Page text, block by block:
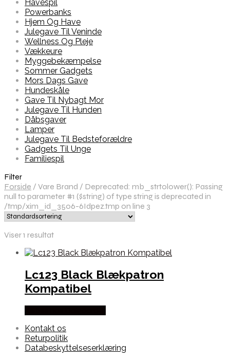
Havespil
Powerbanks
Hjem Og Have
Julegave Til Veninde
Wellness Og Pleje
Vækkeure
Myggebekæmpelse
Sommer Gadgets
Mors Dags Gave
Hundeskåle
Gave Til Nybagt Mor
Julegave Til Hunden
Dåbsgaver
Lamper
Julegave Til Bedsteforældre
Gadgets Til Unge
Familiespil
Filter
Forside / Vare Brand / Deprecated: mb_strtolower(): Passing
null to parameter #1 ($string) of type string is deprecated in
/tmp/xim_id_3506-6Idpez.tmp on line 3
Viser 1 resultat
Lc123 Black Blækpatron
Kompatibel
Kontakt os
Returpolitik
Databeskyttelseserklæring